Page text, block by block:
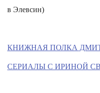
в Элевсин)
КНИЖНАЯ ПОЛКА
СЕРИАЛЫ С ИРИНОЙ